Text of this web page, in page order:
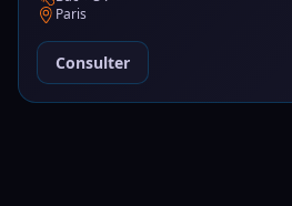
Paris
Consulter